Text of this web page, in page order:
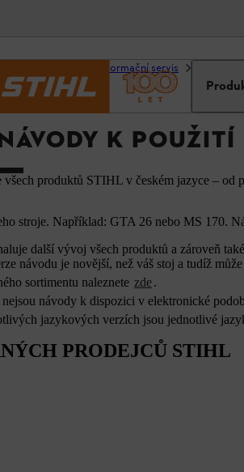
Informační servis
K
všech produktů STIHL v českém jazyce –
stroje. Například: GTA 26 nebo MS 170.
další vývoj všech produktů a zároveň
návodu je novější, než váš stoj a tudíž
sortimentu naleznete zde.
nejsou návody k dispozici v elektronické
jazykových verzích jsou jednotlivé
PRODEJCŮ STIHL